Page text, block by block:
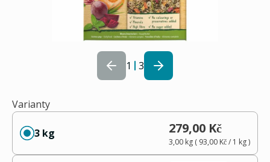
1 3
Varianty
3 kg 279,00 Kč
3,00 kg( 93,00 Kč/ 1 kg)